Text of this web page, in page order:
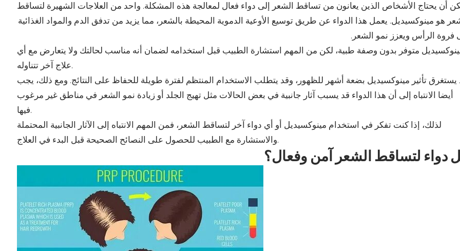
أن يحتاج الأشخاص الذين يعانون من تساقط الشعر إلى دواء فعال لمعالجة هذه المشكلة. واحد من العلاجات الشهيرة لتساقط
هو مينوكسيديل. يعمل هذا الدواء عن طريق توسيع الأوعية الدموية المحيطة بالشعر، مما يزيد من تدفق الدم والمواد الغذائية
فروة الرأس ويعزز نمو الشعر.
متوفر بدون وصفة طبية، لكن من المهم استشارة الطبيب قبل استخدامه لضمان أنه مناسب لحالتك ولا يتعارض مع أي
علاج آخر تتناوله.
يستغرق تأثير مينوكسيديل بضعة أشهر للظهور، وقد يتطلب الاستخدام المنتظم لفترة طويلة للحفاظ على النتائج. ومع ذلك، يجب
أيضا الانتباه إلى أن هذا الدواء قد يسبب آثار جانبية في بعض الحالات مثل تهيج الجلد أو زيادة نمو الشعر في مناطق غير مرغوب
فيها.
لذلك، إذا كنت تفكر في استخدام مينوكسيديل أو أي دواء آخر لتساقط الشعر، فمن المهم الانتباه إلى الآثار الجانبية المحتملة
والاستشارة مع الطبيب للحصول على النصائح الصحيحة قبل البدء في العلاج.
دواء لتساقط الشعر آمن وفعال؟